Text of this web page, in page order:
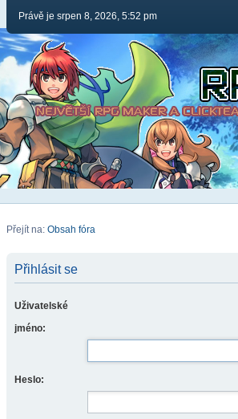
Právě je srpen 8, 2026, 5:52 pm
Přejít na: Obsah fóra
Přihlásit se
Uživatelské
jméno:
Heslo: